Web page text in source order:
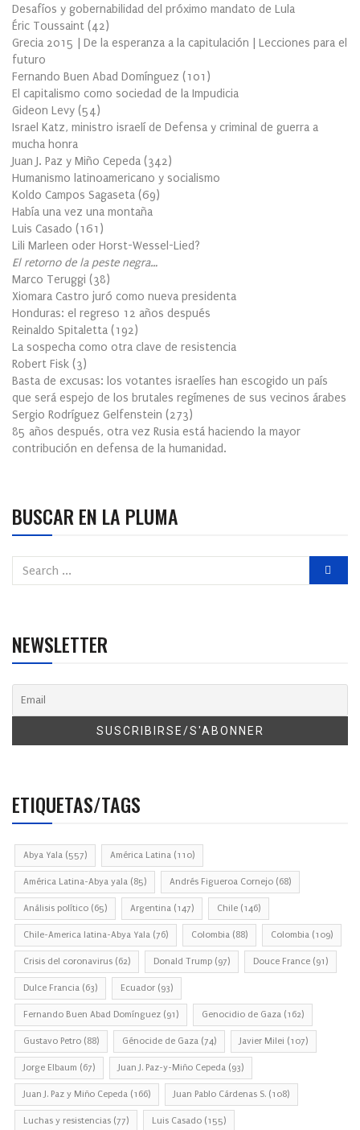
Desafíos y gobernabilidad del próximo mandato de Lula
Éric Toussaint (42)
Grecia 2015 | De la esperanza a la capitulación | Lecciones para el
futuro
Fernando Buen Abad Domínguez (101 )
El capitalismo como sociedad de la Impudicia
Gideon Levy (54)
Israel Katz, ministro israelí de Defensa y criminal de guerra a
mucha honra
Juan J. Paz y Miño Cepeda (342)
Humanismo latinoamericano y socialismo
Koldo Campos Sagaseta (69)
Había una vez una montaña
Luis Casado (161 )
Lili Marleen oder Horst-Wessel-Lied?
El retorno de la peste negra…
Marco Teruggi (38)
Xiomara Castro juró como nueva presidenta
Honduras: el regreso 12 años después
Reinaldo Spitaletta (192)
La sospecha como otra clave de resistencia
Robert Fisk (3)
Basta de excusas: los votantes israelíes han escogido un país
que será espejo de los brutales regímenes de sus vecinos árabes
Sergio Rodríguez Gelfenstein (273)
85 años después, otra vez Rusia está haciendo la mayor
contribución en defensa de la humanidad.
BUSCAR EN LA PLUMA
NEWSLETTER
ETIQUETAS/TAGS
Abya Yala (557) América Latina (110)
América Latina-Abya yala (85) Andrés Figueroa Cornejo (68)
Análisis político (65) Argentina (147) Chile (146)
Chile-America latina-Abya Yala (76) Colombia (88) Colombia (109)
Crisis del coronavirus (62) Donald Trump (97) Douce France (91)
Dulce Francia (63) Ecuador (93)
Fernando Buen Abad Domínguez (91) Genocidio de Gaza (162)
Gustavo Petro (88) Génocide de Gaza (74) Javier Milei (107)
Jorge Elbaum (67) Juan J. Paz-y-Miño Cepeda (93)
Juan J. Paz y Miño Cepeda (166) Juan Pablo Cárdenas S. (108)
Luchas y resistencias (77) Luis Casado (155)